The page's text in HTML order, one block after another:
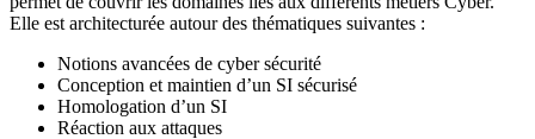
Elle est architecturée autour des thématiques suivantes :
Notions avancées de cyber sécurité
Conception et maintien d’un SI sécurisé
Homologation d’un SI
Réaction aux attaques